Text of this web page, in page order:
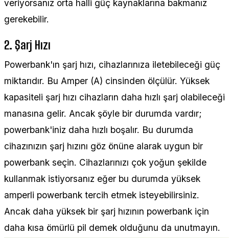
veriyorsanız orta halli güç kaynaklarına bakmanız
gerekebilir.
2. Şarj Hızı
Powerbank'ın şarj hızı, cihazlarınıza iletebileceği güç
miktarıdır. Bu Amper (A) cinsinden ölçülür. Yüksek
kapasiteli şarj hızı cihazların daha hızlı şarj olabileceği
manasına gelir. Ancak şöyle bir durumda vardır;
powerbank'iniz daha hızlı boşalır. Bu durumda
cihazınızın şarj hızını göz önüne alarak uygun bir
powerbank seçin. Cihazlarınızı çok yoğun şekilde
kullanmak istiyorsanız eğer bu durumda yüksek
amperli powerbank tercih etmek isteyebilirsiniz.
Ancak daha yüksek bir şarj hızının powerbank için
daha kısa ömürlü pil demek olduğunu da unutmayın.